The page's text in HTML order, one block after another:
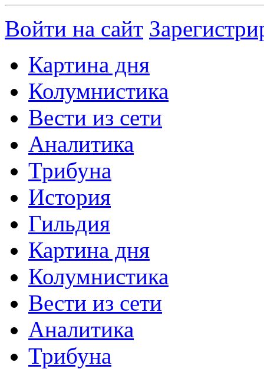
Войти на сайт
Картина дня
Колумнистика
Вести из сети
Аналитика
Трибуна
История
Гильдия
Картина дня
Колумнистика
Вести из сети
Аналитика
Трибуна